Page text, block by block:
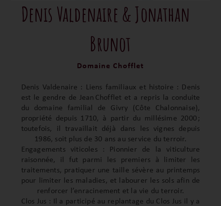
Denis Valdenaire & Jonathan
Brunot
Domaine Chofflet
Denis Valdenaire : Liens familiaux et histoire : Denis
est le gendre de Jean Chofflet et a repris la conduite
du domaine familial de Givry (Côte Chalonnaise),
propriété depuis 1710, à partir du millésime 2000 ;
toutefois, il travaillait déjà dans les vignes depuis
1986, soit plus de 30 ans au service du terroir.
Engagements viticoles : Pionnier de la viticulture
raisonnée, il fut parmi les premiers à limiter les
traitements, pratiquer une taille sévère au printemps
pour limiter les maladies, et labourer les sols afin de
renforcer l’enracinement et la vie du terroir.
Clos Jus : Il a participé au replantage du Clos Jus il y a